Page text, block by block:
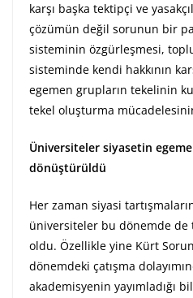
karşı başka tektipçi ve
çözümün değil sorunun bir
sisteminin özgürleşmesi,
sisteminde kendi hakkının
egemen grupların tekelinin
tekel oluşturma
Üniversiteler siyasetin
dönüştürüldü
Her zaman siyasi
üniversiteler bu dönemde de
oldu. Özellikle yine Kürt
dönemdeki çatışma
akademisyenin yayımladığı